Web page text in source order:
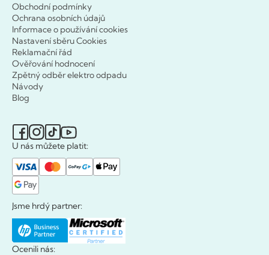
Obchodní podmínky
Ochrana osobních údajů
Informace o používání cookies
Nastavení sběru Cookies
Reklamační řád
Ověřování hodnocení
Zpětný odběr elektro odpadu
Návody
Blog
U nás můžete platit:
Jsme hrdý partner:
Ocenili nás: